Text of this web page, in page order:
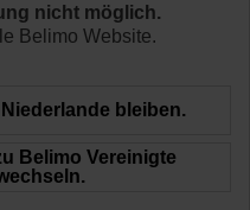
x 10 Nm
nicht möglich.
Belimo Website.
bleiben.
Belimo Vereinigte